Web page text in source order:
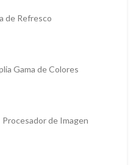
de Refresco
Gama de Colores
de Imagen